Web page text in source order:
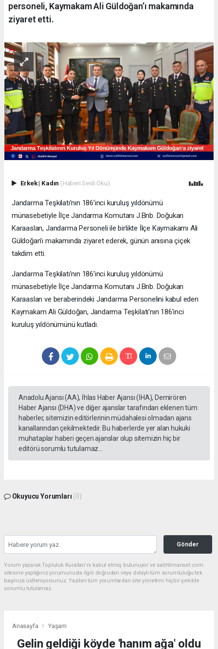
personeli, Kaymakam Ali Güldoğan’ı makamında
ziyaret etti.
Erkek| Kadın (Haberi Sesli Oku)
Jandarma Teşkilatı’nın 186’inci kuruluş yıldönümü
münasebetiyle İlçe Jandarma Komutanı J.Bnb. Doğukan
Karaaslan, Jandarma Personeli ile birlikte İlçe Kaymakamı Ali
Güldoğan'ı makamında ziyaret ederek, günün anısına çiçek
takdim etti.
Jandarma Teşkilatı’nın 186’inci kuruluş yıldönümü
münasebetiyle İlçe Jandarma Komutanı J.Bnb. Doğukan
Karaaslan ve beraberindeki Jandarma Personelini kabul eden
Kaymakam Ali Güldoğan, Jandarma Teşkilatı’nın 186’inci
kuruluş yıldönümünü kutladı.
Anadolu Ajansı (AA), İhlas Haber Ajansı (İHA), Demirören
Haber Ajansı (DHA) ve diğer ajanslar tarafından eklenen tüm
haberler, sitemizin editörlerinin müdahalesi olmadan ajans
kanallarından çekilmektedir. Bu haberlerde yer alan hukuki
muhataplar haberi geçen ajanslar olup sitemizin hiç bir
editörü sorumlu tutulamaz...
Okuyucu Yorumları (0)
Gönder
Yorum yazarak Topluluk Kuralları’nı kabul etmiş bulunuyor ve salihlimanset.com
sitesine yaptığınız yorumunuzla ilgili doğrudan veya dolaylı tüm sorumluluğu tek
başınıza üstleniyorsunuz. Yazılan tüm yorumlardan site yönetimi hiçbir şekilde
sorumlu tutulamaz.
Anasayfa Yaşam
Gelin geldiği köyde 'hanım ağa' oldu